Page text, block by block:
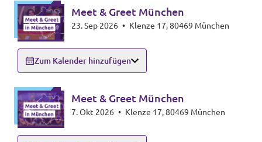
Meet & Greet München
23. Sep 2026 • Klenze 17, 80469 München
Zum Kalender hinzufügen
Meet & Greet München
7. Okt 2026 • Klenze 17, 80469 München